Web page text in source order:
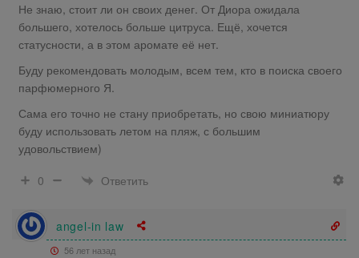
Не знаю, стоит ли он своих денег. От Диора ожидала
большего, хотелось больше цитруса. Ещё, хочется
статусности, а в этом аромате её нет.
Буду рекомендовать молодым, всем тем, кто в поиска своего
парфюмерного Я.
Сама его точно не стану приобретать, но свою миниатюру
буду использовать летом на пляж, с большим
удовольствием)
0
Ответить
angel-in law
56 лет назад